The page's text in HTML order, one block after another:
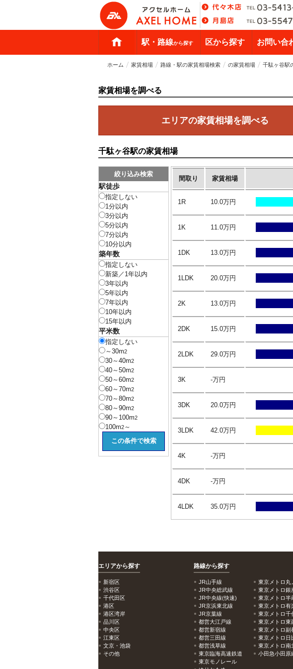
駅・路線から探す 区から探す お問い合
ホーム 家賃相場 路線・駅の家賃相場検索 の家賃相場 千駄ヶ谷駅
家賃相場を調べる
エリアの家賃相場を調べる
千駄ヶ谷駅の家賃相場
絞り込み検索
駅徒歩
指定しない
1分以内
3分以内
5分以内
7分以内
10分以内
築年数
指定しない
新築／1年以内
3年以内
5年以内
7年以内
10年以内
15年以内
平米数
指定しない
～30m2
30～40m2
40～50m2
50～60m2
60～70m2
70～80m2
80～90m2
90～100m2
100m2～
間取り 家賃相場
1R 10.0万円
1K 11.0万円
1DK 13.0万円
1LDK 20.0万円
2K 13.0万円
2DK 15.0万円
2LDK 29.0万円
3K -万円
3DK 20.0万円
3LDK 42.0万円
4K -万円
4DK -万円
4LDK 35.0万円
エリアから探す
新宿区
渋谷区
千代田区
港区
港区湾岸
品川区
中央区
江東区
文京・池袋
その他
路線から探す
JR山手線
JR中央総武線
JR中央線(快速)
JR京浜東北線
JR京葉線
都営大江戸線
都営新宿線
都営三田線
都営浅草線
東京臨海高速鉄道
東京モノレール
東京メトロ丸
東京メトロ銀
東京メトロ半
東京メトロ有
東京メトロ千
東京メトロ東
東京メトロ副
東京メトロ日
東京メトロ南
小田急小田原